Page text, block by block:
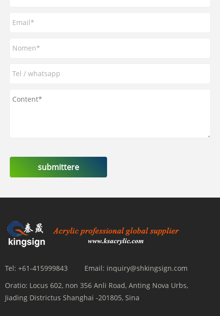
submittere
Tel: +61-415999843 Email: inquiry@shkingsign.com
Oratio: Locus 602, non 356 Anli Road, Anting Nova Urbs,
Jiading Districtus Shanghai -201805, Sina